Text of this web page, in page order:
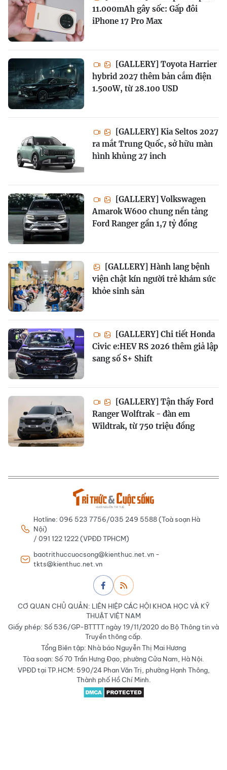
11.000mAh gây sốc: Gấp đôi
iPhone 17 Pro Max
[GALLERY] Toyota Harrier
hybrid 2027 thêm bản cắm điện
1.500W, từ 28.100 USD
[GALLERY] Kia Seltos 2027
ra mắt Trung Quốc, sở hữu màn
hình khủng 27 inch
[GALLERY] Volkswagen
Amarok W600 chung nền tảng
Ford Ranger gần 1,7 tỷ đồng
[GALLERY] Hành lang bệnh
viện chật kín người trẻ khám sức
khỏe sinh sản
[GALLERY] Chi tiết Honda
Civic e:HEV RS 2026 thêm giả lập
sang số S+ Shift
[GALLERY] Tận thấy Ford
Ranger Wolftrak - đàn em
Wildtrak, từ 750 triệu đồng
Hotline: 096 523 7756/035 249 5588 (Toà soạn Hà
Nội)
/ 091 122 1222 (VPĐD TPHCM)
baotrithuccuocsong@kienthuc.net.vn -
tkts@kienthuc.net.vn
CƠ QUAN CHỦ QUẢN: LIÊN HIỆP CÁC HỘI KHOA HỌC VÀ KỸ
THUẬT VIỆT NAM
Giấy phép: Số 536/GP-BTTTT ngày 19/11/2020 do Bộ Thông tin và
Truyền thông cấp.
Tổng Biên tập: Nhà báo Nguyễn Thị Mai Hương
Tòa soạn: Số 70 Trần Hưng Đạo, phường Cửa Nam, Hà Nội.
VPĐD tại TP.HCM: 590/24 Phan Văn Trị, phường Hạnh Thông,
Thành phố Hồ Chí Minh.